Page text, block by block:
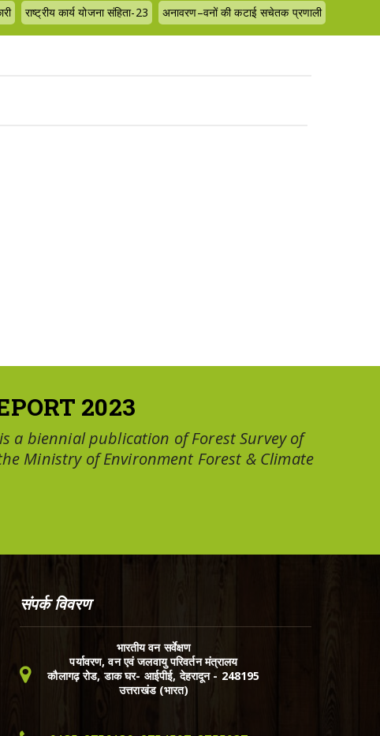
राष्ट्रीय कार्य योजना संहिता-23 अनावरण–वनों की कटाई सचेतक प्रणाली
2023
a biennial publication of Forest Survey of
Ministry of Environment Forest & Climate
संपर्क विवरण
भारतीय वन सर्वेक्षण
पर्यावरण, वन एवं जलवायु परिवर्तन मंत्रालय
कौलागढ़ रोड, डाक घर- आईपीई, देहरादून - 248195
उत्तराखंड (भारत)